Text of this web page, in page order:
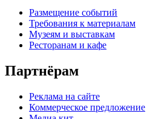
Размещение событий
Требования к материалам
Музеям и выставкам
Ресторанам и кафе
Партнёрам
Реклама на сайте
Коммерческое предложение